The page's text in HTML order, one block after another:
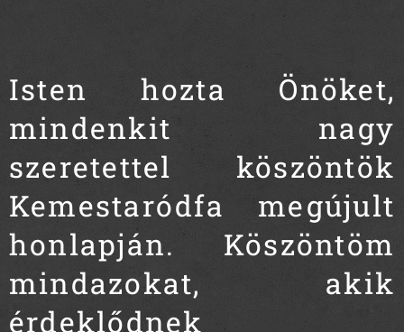
Isten hozta Önöket,
mindenkit nagy
szeretettel köszöntök
Kemestaródfa megújult
honlapján. Köszöntöm
mindazokat, akik
érdeklődnek